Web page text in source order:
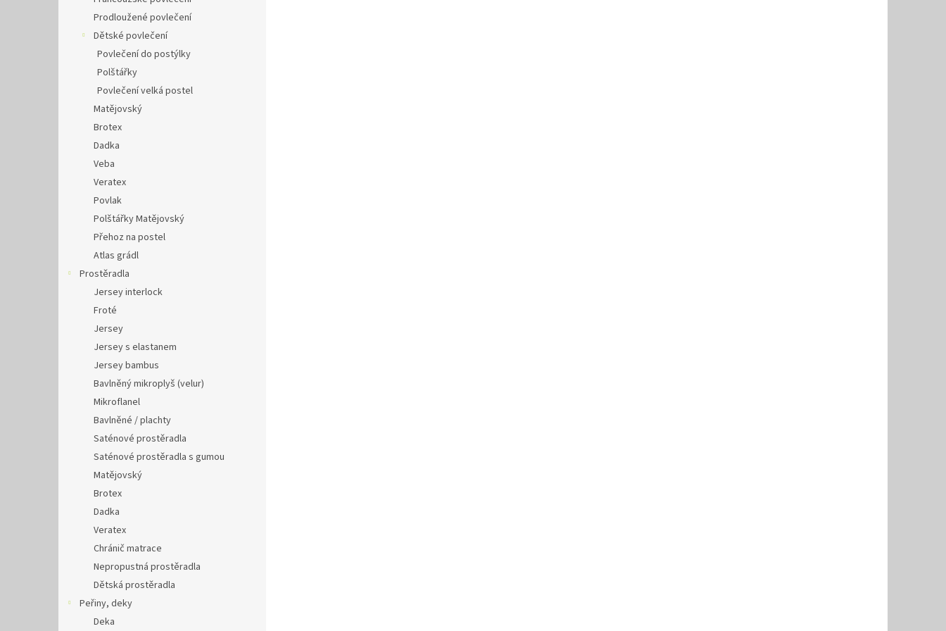
Prodloužené povlečení
Dětské povlečení
Povlečení do postýlky
Polštářky
Povlečení velká postel
Matějovský
Brotex
Dadka
Veba
Veratex
Povlak
Polštářky Matějovský
Přehoz na postel
Atlas grádl
Prostěradla
Jersey interlock
Froté
Jersey
Jersey s elastanem
Jersey bambus
Bavlněný mikroplyš (velur)
Mikroflanel
Bavlněné / plachty
Saténové prostěradla
Saténové prostěradla s gumou
Matějovský
Brotex
Dadka
Veratex
Chránič matrace
Nepropustná prostěradla
Dětská prostěradla
Peřiny, deky
Deka